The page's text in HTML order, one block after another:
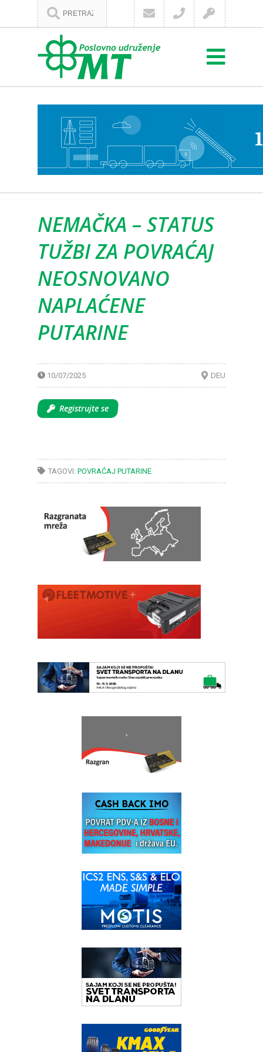
NEMAČKA – STATUS
TUŽBI ZA POVRAĆAJ
NEOSNOVANO
NAPLAĆENE
PUTARINE
10/07/2025 DEU
Registrujte se
TAGOVI: POVRAĆAJ PUTARINE